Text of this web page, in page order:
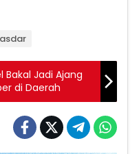
Bakal Jadi Ajang
di Daerah